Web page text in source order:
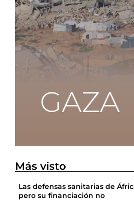
Más visto
Las defensas sanitarias de
pero su financiación no